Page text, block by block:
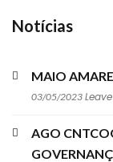
Notícias
MAIO
03/05/2023
AGO